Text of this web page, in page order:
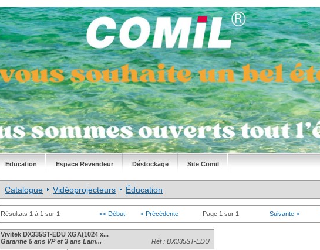
Education Espace Revendeur Déstockage Site Comil
Catalogue Vidéoprojecteurs Éducation
Résultats 1 à 1 sur 1 << Début < Précédente Page 1 sur 1 Suivante >
Vivitek DX335ST-EDU XGA(1024 x...
Garantie 5 ans VP et 3 ans Lam...
Réf : DX335ST-EDU